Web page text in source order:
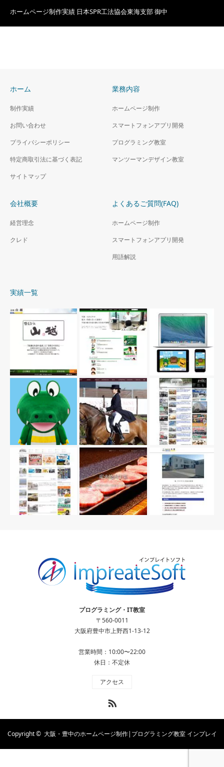
ホームページ制作実績 日本SPR工法協会東海支部 御中
ホーム
制作実績
お問い合わせ
プライバシーポリシー
特定商取引法に基づく表記
サイトマップ
業務内容
ホームページ制作
スマートフォンアプリ開発
プログラミング教室
マンツーマンデザイン教室
会社概要
経営理念
クレド
よくあるご質問(FAQ)
ホームページ制作
スマートフォンアプリ開発
用語解説
実績一覧
プログラミング・IT教室
〒560-0011
大阪府豊中市上野西1-13-12
営業時間：10:00〜22:00
休日：不定休
アクセス
Copyright © 大阪・豊中のホームページ制作|プログラミング教室 インプレイ